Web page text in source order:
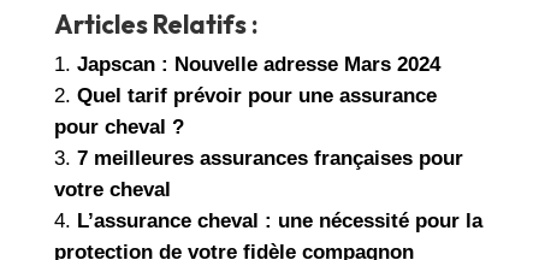
Articles Relatifs :
Japscan : Nouvelle adresse Mars 2024
Quel tarif prévoir pour une assurance
pour cheval ?
7 meilleures assurances françaises pour
votre cheval
L’assurance cheval : une nécessité pour la
protection de votre fidèle compagnon